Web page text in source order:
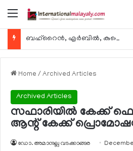
Menu
Home / Archived Articles
Archived Articles
സഫാരിയില്‍ കേക്ക്
ആന്റ് കേക്ക്
ഡോ. അമാനുല്ല വടക്കാങ്ങര